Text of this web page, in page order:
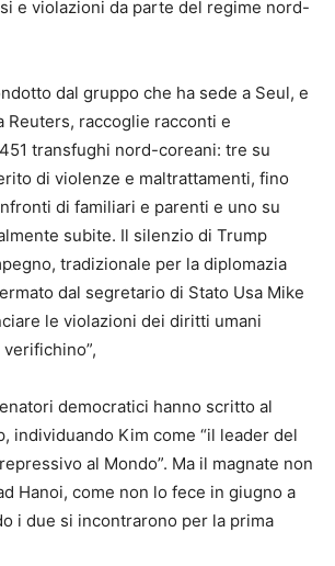
e violazioni da parte del regime nord-
dal gruppo che ha sede a Seul, e
Reuters, raccoglie racconti e
transfughi nord-coreani: tre su
di violenze e maltrattamenti, fino
di familiari e parenti e uno su
subite. Il silenzio di Trump
tradizionale per la diplomazia
dal segretario di Stato Usa Mike
le violazioni dei diritti umani
democratici hanno scritto al
individuando Kim come “il leader del
al Mondo”. Ma il magnate non
Hanoi, come non lo fece in giugno a
i due si incontrarono per la prima